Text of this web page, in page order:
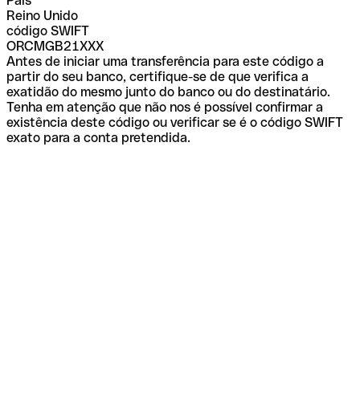
Reino Unido
código SWIFT
ORCMGB21XXX
Antes de iniciar uma transferência para este código a
partir do seu banco, certifique-se de que verifica a
exatidão do mesmo junto do banco ou do destinatário.
Tenha em atenção que não nos é possível confirmar a
existência deste código ou verificar se é o código SWIFT
exato para a conta pretendida.